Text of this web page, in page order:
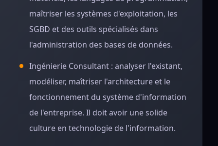
maîtriser les systèmes d'exploitation, les
SGBD et des outils spécialisés dans
l'administration des bases de données.
Ingénierie Consultant : analyser l'existant,
modéliser, maîtriser l'architecture et le
fonctionnement du système d'information
de l'entreprise. Il doit avoir une solide
culture en technologie de l'information.